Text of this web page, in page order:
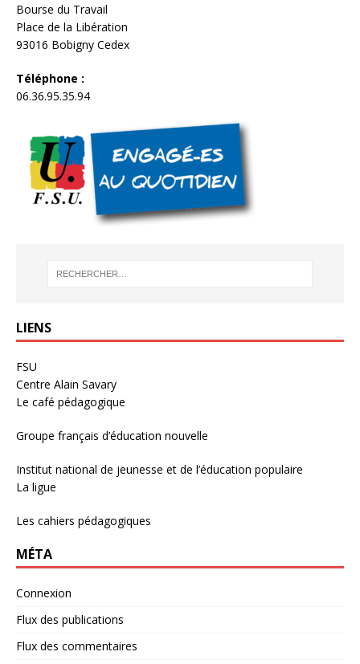
Bourse du Travail
Place de la Libération
93016 Bobigny Cedex
Téléphone :
06.36.95.35.94
LIENS
FSU
Centre Alain Savary
Le café pédagogique
Groupe français d’éducation nouvelle
Institut national de jeunesse et de l’éducation populaire
La ligue
Les cahiers pédagogiques
MÉTA
Connexion
Flux des publications
Flux des commentaires